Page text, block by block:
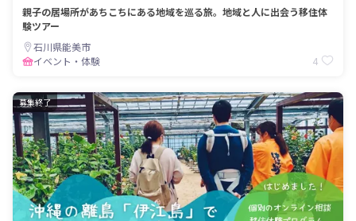
親子の居場所があちこちにある地域を巡る旅。地域と人に出会う移住体
験ツアー
石川県能美市
イベント・体験
4
募集終了